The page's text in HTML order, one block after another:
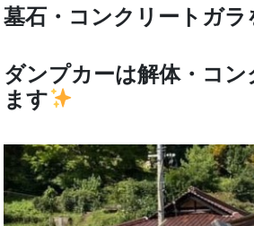
墓石・コンクリートガラ
ダンプカーは解体・コ
ます